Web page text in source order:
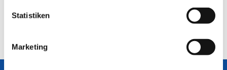
Statistiken
Marketing